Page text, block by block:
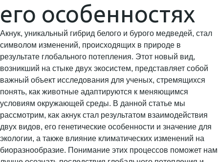
его особенностях
Акнук, уникальный гибрид белого и бурого медведей, стал
символом изменений, происходящих в природе в
результате глобального потепления. Этот новый вид,
возникший на стыке двух экосистем, представляет собой
важный объект исследования для ученых, стремящихся
понять, как животные адаптируются к меняющимся
условиям окружающей среды. В данной статье мы
рассмотрим, как акнук стал результатом взаимодействия
двух видов, его генетические особенности и значение для
экологии, а также влияние климатических изменений на
биоразнообразие. Понимание этих процессов поможет нам